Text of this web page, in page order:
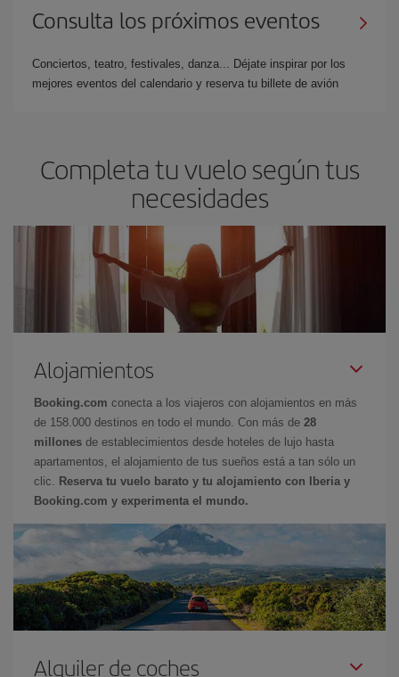
Consulta los próximos eventos
Conciertos, teatro, festivales, danza... Déjate inspirar por los
mejores eventos del calendario y reserva tu billete de avión
Completa tu vuelo según tus
necesidades
Alojamientos
Booking.com conecta a los viajeros con alojamientos en más
de 158.000 destinos en todo el mundo. Con más de 28
millones de establecimientos desde hoteles de lujo hasta
apartamentos, el alojamiento de tus sueños está a tan sólo un
clic.
Reserva tu vuelo barato y tu alojamiento con Iberia y
Booking.com y experimenta el mundo.
Alquiler de coches